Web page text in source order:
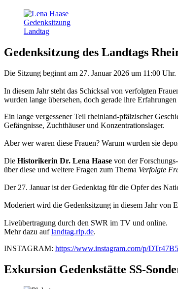
Gedenksitzung des Landtags
Die Sitzung beginnt am 27. Januar 2026 um 11:00 Uhr.
In diesem Jahr steht das Schicksal von verfolgten
wurden lange übersehen, doch gerade ihre
Ein lange vergessener Teil rheinland-pfälzischer
Gefängnisse, Zuchthäuser und Konzentrationslager.
Aber wer waren diese Frauen? Warum wurden sie
Die Historikerin Dr. Lena Haase von der
über diese und weitere Fragen zum Thema Verfolgte
Der 27. Januar ist der Gedenktag für die Opfer des
Moderiert wird die Gedenksitzung in diesem Jahr von
Liveübertragung durch den SWR im TV und online.
Mehr dazu auflandtag.rlp.de.
INSTAGRAM: https://www.instagram.com/p/
Exkursion Gedenkstätte SS-